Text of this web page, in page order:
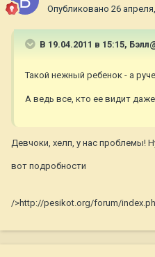
Опубликовано 26
В 19.04.2011 в 15:15,
Такой нежный ребенок - а
А ведь все, кто ее видит
Девчоки, хелп, у нас проблемы!
вот подробности
/>http://pesikot.org/forum/